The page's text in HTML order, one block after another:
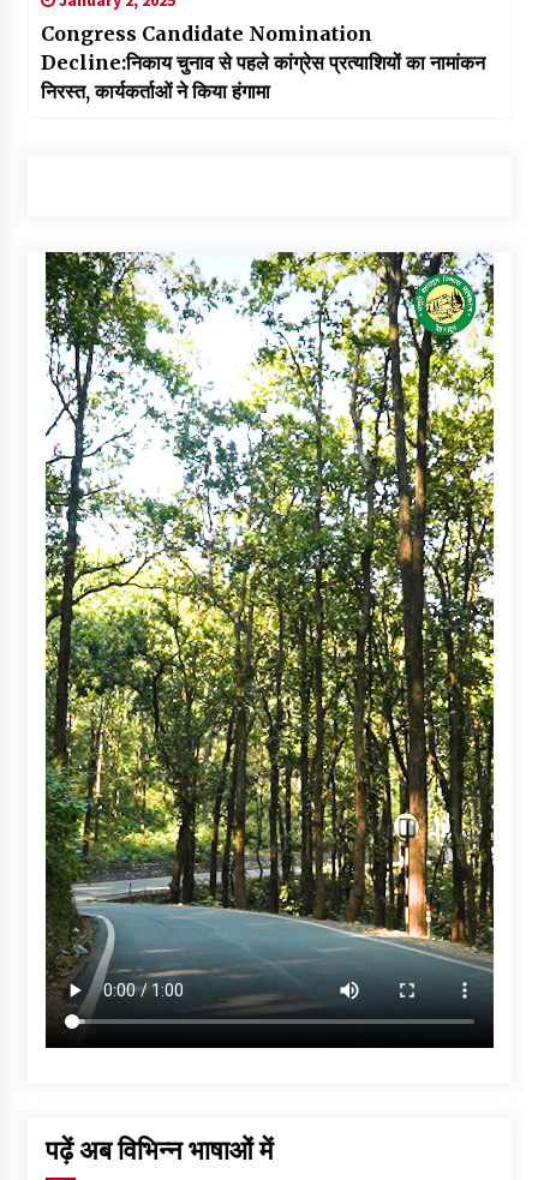
Congress Candidate Nomination
Decline:निकाय चुनाव से पहले कांग्रेस प्रत्याशियों का नामांकन
निरस्त, कार्यकर्ताओं ने किया हंगामा
पढ़ें अब विभिन्न भाषाओं में